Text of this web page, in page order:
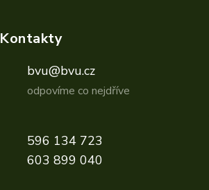
Kontakty
bvu@bvu.cz
odpovíme co nejdříve
596 134 723
603 899 040